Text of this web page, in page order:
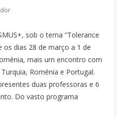
sob o tema “Tolerance
os dias 28 de março a 1 de
mais um encontro com
Roménia e Portugal.
duas professoras e 6
Do vasto programa